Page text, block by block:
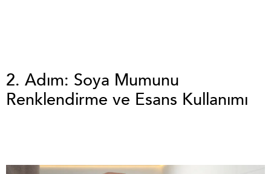
2. Adım: Soya Mumunu
Renklendirme ve Esans Kullanımı